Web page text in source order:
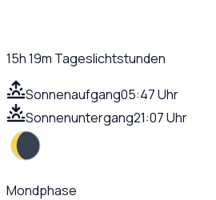
15h 19m Tageslichtstunden
Sonnenaufgang05:47 Uhr
Sonnenuntergang21:07 Uhr
Mondphase